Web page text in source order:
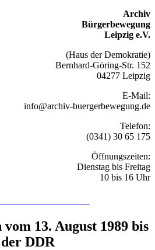
Archiv
Bürgerbewegung
Leipzig e.V.
(Haus der Demokratie)
Bernhard-Göring-Str. 152
04277 Leipzig
E-Mail:
info@archiv-buergerbewegung.de
Telefon:
(0341) 30 65 175
Öffnungszeiten:
Dienstag bis Freitag
10 bis 16 Uhr
13. August 1989 bis
DDR